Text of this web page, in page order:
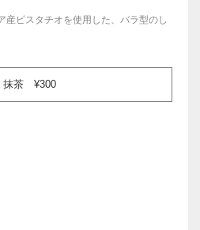
産ピスタチオを使用した、バラ型のし
抹茶 ¥300